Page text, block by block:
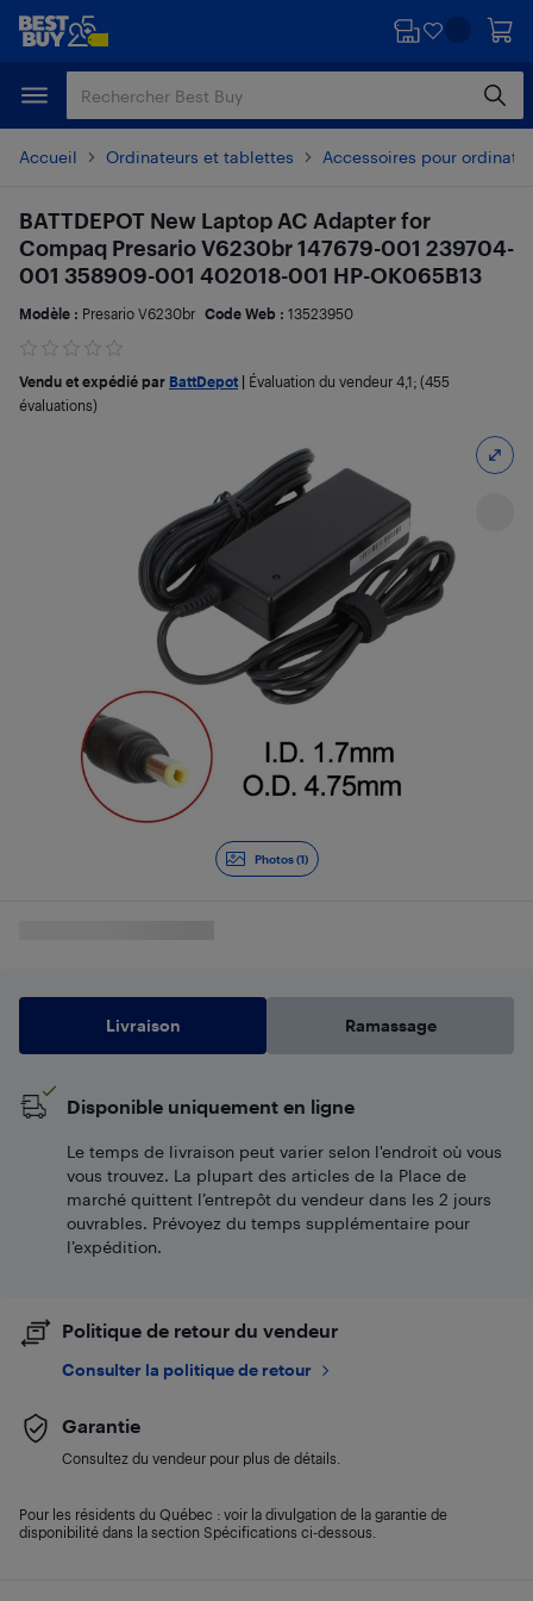
Passer
principal
Passer
Accueil Ordinateurs et tablettes Accessoires pour
Photos (1)
BATTDEPOT New Laptop AC Adapter for
Compaq Presario V6230br 147679-001 239704-
001 358909-001 402018-001 HP-OK065B13
Modèle : Presario V6230br Code Web : 13523950
Vendu et expédié par BattDepot Évaluation du vendeur 4,1; (455
évaluations)
Livraison Ramassage
Disponible uniquement en ligne
Le temps de livraison peut varier selon l'endroit où vous
vous trouvez. La plupart des articles de la Place de
marché quittent l’entrepôt du vendeur dans les 2 jours
ouvrables. Prévoyez du temps supplémentaire pour
l’expédition.
Politique de retour du vendeur
Consulter la politique de retour
Garantie
Consultez du vendeur pour plus de détails.
Pour les résidents du Québec : voir la divulgation de la garantie de
disponibilité dans la section Spécifications ci-dessous.